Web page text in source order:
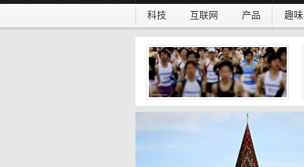
科技 互联网 产品 趣味